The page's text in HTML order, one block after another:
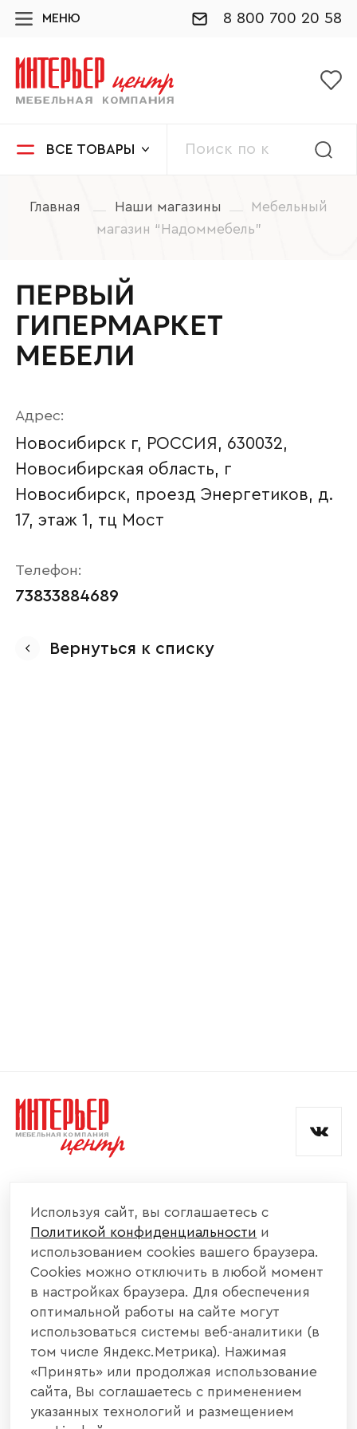
МЕНЮ 8 800 700 20 58
ВСЕ ТОВАРЫ
Главная Наши магазины
Мебельный
магазин “Надоммебель”
ПЕРВЫЙ
ГИПЕРМАРКЕТ
МЕБЕЛИ
Адрес:
Новосибирск г, РОССИЯ, 630032,
Новосибирская область, г
Новосибирск, проезд Энергетиков, д.
17, этаж 1, тц Мост
Телефон:
73833884689
Вернуться к списку
КАТАЛОГ МЕБЕЛИ
ИНФОРМАЦИЯ
НАШИ КОНТАКТЫ
+7 800 700 20 58
440004, г. Пенза, ул. Рябова, д. 31
Используя сайт, вы соглашаетесь с
Политикой конфиденциальности и
использованием cookies вашего браузера.
Cookies можно отключить в любой момент
в настройках браузера. Для обеспечения
оптимальной работы на сайте могут
использоваться системы веб-аналитики (в
том числе Яндекс.Метрика). Нажимая
«Принять» или продолжая использование
сайта, Вы соглашаетесь с применением
указанных технологий и размещением